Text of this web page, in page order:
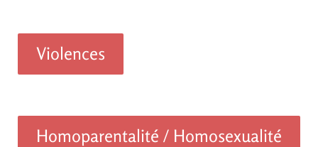
Violences
Homoparentalité / Homosexualité